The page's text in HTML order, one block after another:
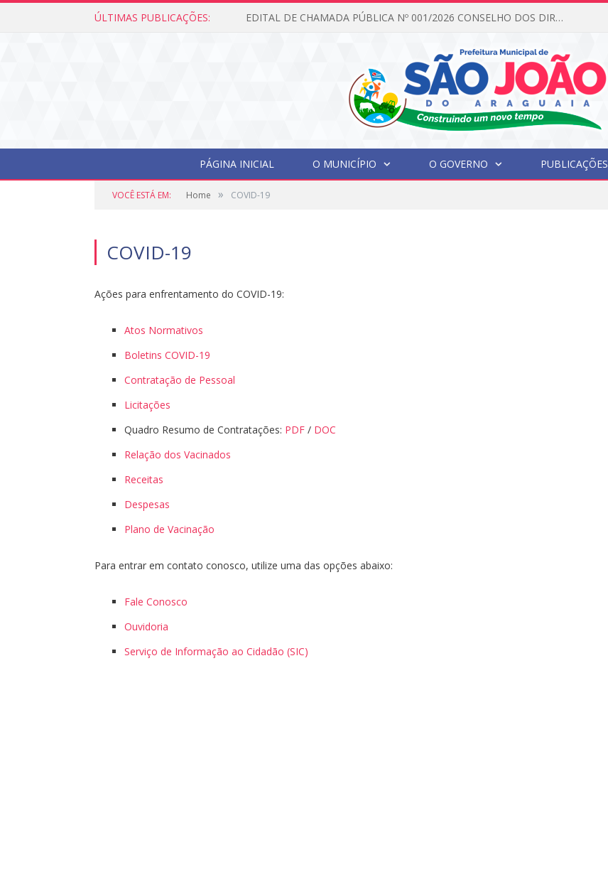
ÚLTIMAS PUBLICAÇÕES: EDITAL DE CHAMADA PÚBLICA Nº 001/2026 CONSELHO DOS DIREITOS DA CRIANÇA E DO ADOLESCENTE
PÁGINA INICIAL O MUNICÍPIO O GOVERNO PUBLICAÇÕES
VOCÊ ESTÁ EM: Home » COVID-19
COVID-19
Ações para enfrentamento do COVID-19:
Atos Normativos
Boletins COVID-19
Contratação de Pessoal
Licitações
Quadro Resumo de Contratações: PDF / DOC
Relação dos Vacinados
Receitas
Despesas
Plano de Vacinação
Para entrar em contato conosco, utilize uma das opções abaixo:
Fale Conosco
Ouvidoria
Serviço de Informação ao Cidadão (SIC)